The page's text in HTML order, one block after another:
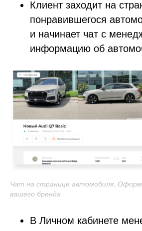
Клиент заходит на
понравившегося
и начинает чат с
информацию об
Чат на странице автомобиля.
вашего бренда
В Личном кабинете